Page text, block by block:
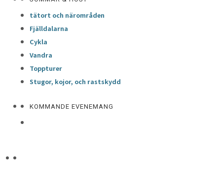
tätort och närområden
Fjälldalarna
Cykla
Vandra
Toppturer
Stugor, kojor, och rastskydd
KOMMANDE EVENEMANG